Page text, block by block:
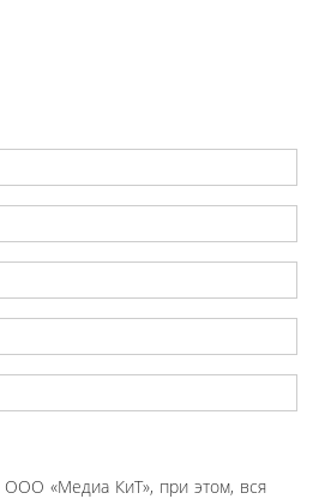
ООО «Медиа КиТ», при этом, вся